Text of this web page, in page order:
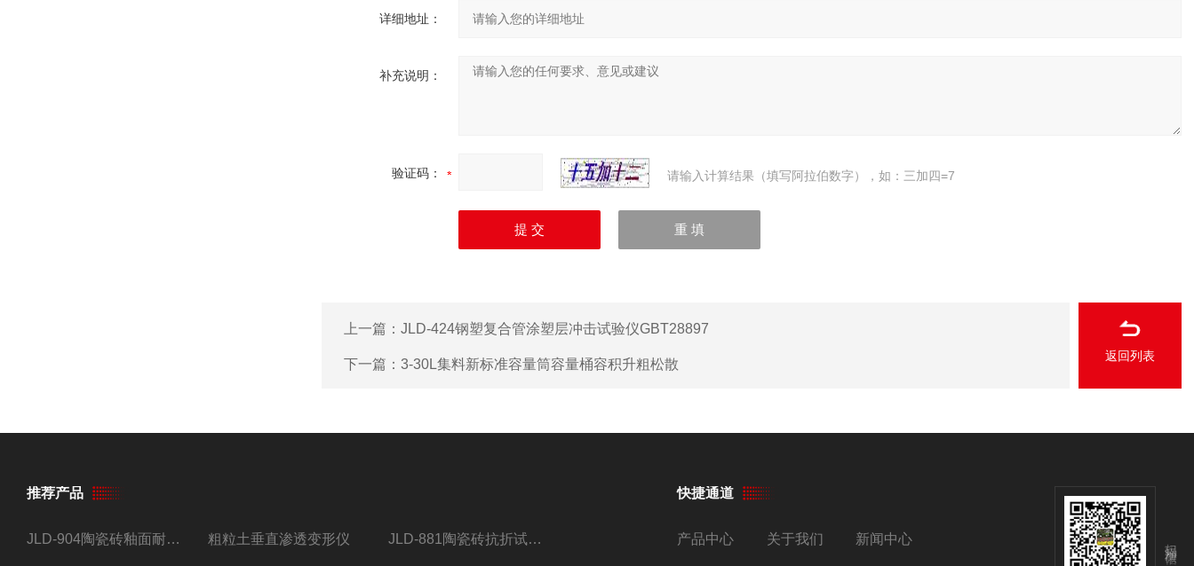
详细地址：
补充说明：
验证码： 请输入计算结果（填写阿拉伯数字），如：三加四=7
上一篇： JLD-424钢塑复合管涂塑层冲击试验仪GBT28897
下一篇： 3-30L集料新标准容量筒容量桶容积升粗松散
返回列表
推荐产品
JLD-904陶瓷砖釉面耐磨试验仪 粗粒土垂直渗透变形仪 JLD-881陶瓷砖抗折试验机仪器
快捷通道
产品中心 关于我们 新闻中心